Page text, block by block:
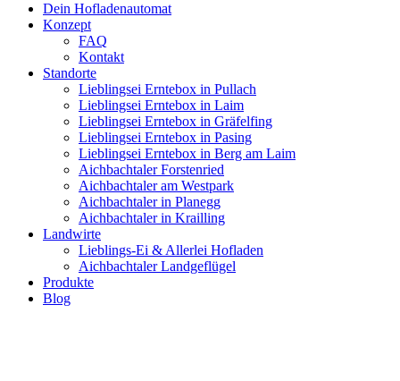
Dein Hofladenautomat
Konzept
FAQ
Kontakt
Standorte
Lieblingsei Erntebox in Pullach
Lieblingsei Erntebox in Laim
Lieblingsei Erntebox in Gräfelfing
Lieblingsei Erntebox in Pasing
Lieblingsei Erntebox in Berg am Laim
Aichbachtaler Forstenried
Aichbachtaler am Westpark
Aichbachtaler in Planegg
Aichbachtaler in Krailling
Landwirte
Lieblings-Ei & Allerlei Hofladen
Aichbachtaler Landgeflügel
Produkte
Blog